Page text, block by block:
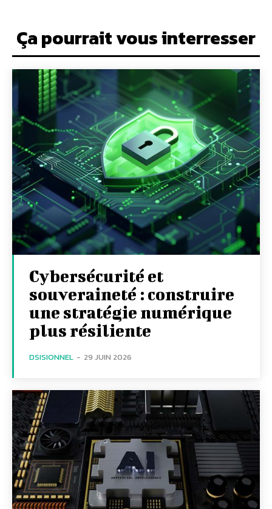
Ça pourrait vous interresser
Cybersécurité et
souveraineté : construire
une stratégie numérique
plus résiliente
DSISIONNEL - 29 JUIN 2026